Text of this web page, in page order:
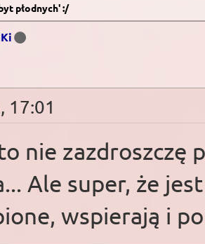
płodnych' :/
17:01
nie zazdroszczę
Ale super, że
wspierają i